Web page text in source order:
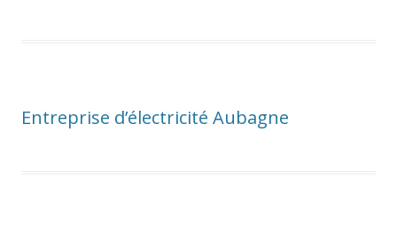
Entreprise d’électricité Aubagne